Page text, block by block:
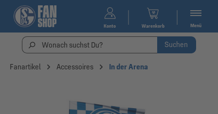
Konto Warenkorb Menü
Suchen
Fanartikel Accessoires In der Arena